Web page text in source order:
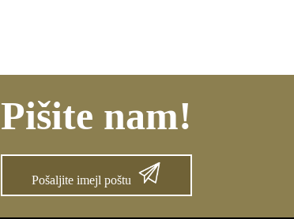
Pišite nam!
Pošaljite imejl poštu